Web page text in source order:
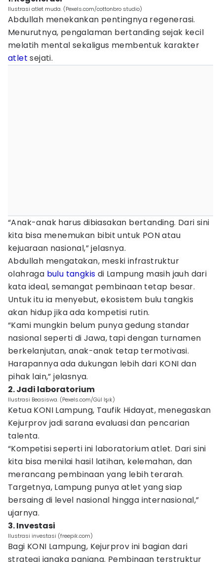
Ilustrasi atlet muda. (Pexels.com/cottonbro studio)
Abdullah menekankan pentingnya regenerasi.
Menurutnya, pengalaman bertanding sejak kecil
melatih mental sekaligus membentuk karakter
atlet sejati.
“Anak-anak harus dibiasakan bertanding. Dari sini
kita bisa menemukan bibit untuk PON atau
kejuaraan nasional,” jelasnya.
Abdullah mengatakan, meski infrastruktur
olahraga bulu tangkis di Lampung masih jauh dari
kata ideal, semangat pembinaan tetap besar.
Untuk itu ia menyebut, ekosistem bulu tangkis
akan hidup jika ada kompetisi rutin.
“Kami mungkin belum punya gedung standar
nasional seperti di Jawa, tapi dengan turnamen
berkelanjutan, anak-anak tetap termotivasi.
Harapannya ada dukungan lebih dari KONI dan
pihak lain,” jelasnya.
2. Jadi laboratorium
Ilustrasi Beasiswa. (Pexels.com/Gül Işık)
Ketua KONI Lampung, Taufik Hidayat, menegaskan
Kejurprov jadi sarana evaluasi dan pencarian
talenta.
“Kompetisi seperti ini laboratorium atlet. Dari sini
kita bisa menilai hasil latihan, kelemahan, dan
merancang pembinaan yang lebih terarah.
Targetnya, Lampung punya atlet yang siap
bersaing di level nasional hingga internasional,”
ujarnya.
3. Investasi
Ilustrasi investasi (freepik.com)
Bagi KONI Lampung, Kejurprov ini bagian dari
strategi jangka panjang. Pembinaan terstruktur